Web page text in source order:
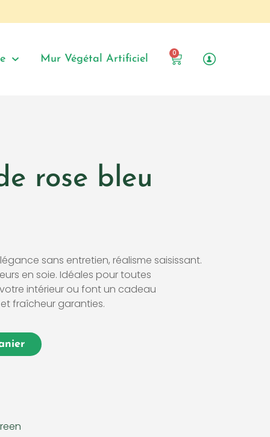
Mur Végétal Artificiel
0
rose bleu
sans entretien, réalisme saisissant.
en soie. Idéales pour toutes
intérieur ou font un cadeau
fraîcheur garanties.